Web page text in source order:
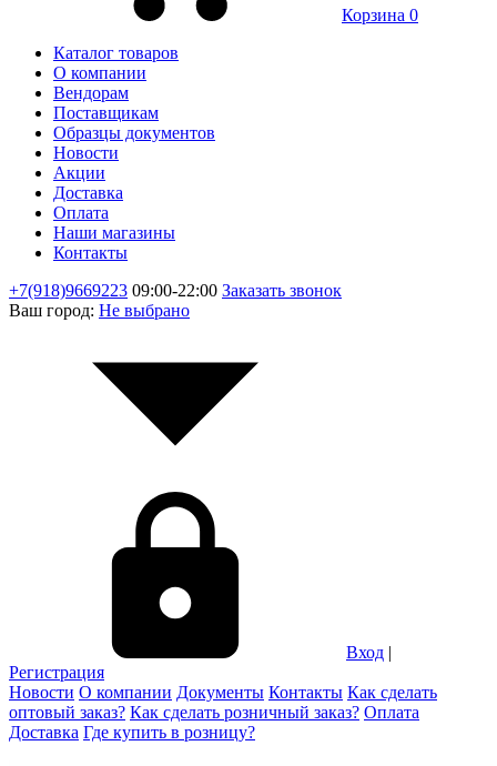
Корзина 0
Каталог товаров
О компании
Вендорам
Поставщикам
Образцы документов
Новости
Акции
Доставка
Оплата
Наши магазины
Контакты
+7(918)9669223 09:00-22:00 Заказать звонок
Ваш город: Не выбрано
Вход |
Регистрация
Новости О компании Документы Контакты Как сделать
оптовый заказ? Как сделать розничный заказ? Оплата
Доставка Где купить в розницу?